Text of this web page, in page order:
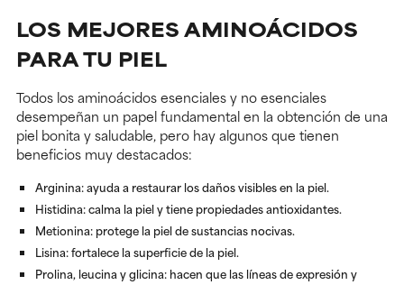
LOS MEJORES AMINOÁCIDOS
PARA TU PIEL
Todos los aminoácidos esenciales y no esenciales
desempeñan un papel fundamental en la obtención de una
piel bonita y saludable, pero hay algunos que tienen
beneficios muy destacados:
Arginina: ayuda a restaurar los daños visibles en la piel.
Histidina: calma la piel y tiene propiedades antioxidantes.
Metionina: protege la piel de sustancias nocivas.
Lisina: fortalece la superficie de la piel.
Prolina, leucina y glicina: hacen que las líneas de expresión y